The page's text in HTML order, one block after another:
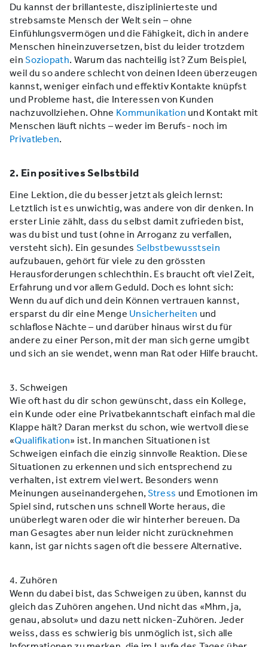
Du kannst der brillanteste, disziplinierteste und
strebsamste Mensch der Welt sein – ohne
Einfühlungsvermögen und die Fähigkeit, dich in andere
Menschen hineinzuversetzen, bist du leider trotzdem
einSoziopath. Warum das nachteilig ist? Zum Beispiel,
weil du so andere schlecht von deinen Ideen überzeugen
kannst, weniger einfach und effektiv Kontakte knüpfst
und Probleme hast, die Interessen von Kunden
nachzuvollziehen. Ohne Kommunikation und Kontakt mit
Menschen läuft nichts – weder im Berufs- noch im
Privatleben.
2. Ein positives Selbstbild
Eine Lektion, die du besser jetzt als gleich lernst:
Letztlich ist es unwichtig, was andere von dir denken. In
erster Linie zählt, dass du selbst damit zufrieden bist,
was du bist und tust (ohne in Arroganz zu verfallen,
versteht sich). Ein gesundes Selbstbewusstsein
aufzubauen, gehört für viele zu den grössten
Herausforderungen schlechthin. Es braucht oft viel Zeit,
Erfahrung und vor allem Geduld. Doch es lohnt sich:
Wenn du auf dich und dein Können vertrauen kannst,
ersparst du dir eine Menge Unsicherheiten und
schlaflose Nächte – und darüber hinaus wirst du für
andere zu einer Person, mit der man sich gerne umgibt
und sich an sie wendet, wenn man Rat oder Hilfe braucht.
3. Schweigen
Wie oft hast du dir schon gewünscht, dass ein Kollege,
ein Kunde oder eine Privatbekanntschaft einfach mal die
Klappe hält? Daran merkst du schon, wie wertvoll diese
«Qualifikation» ist. In manchen Situationen ist
Schweigen einfach die einzig sinnvolle Reaktion. Diese
Situationen zu erkennen und sich entsprechend zu
verhalten, ist extrem viel wert. Besonders wenn
Meinungen auseinandergehen,Stress und Emotionen im
Spiel sind, rutschen uns schnell Worte heraus, die
unüberlegt waren oder die wir hinterher bereuen. Da
man Gesagtes aber nun leider nicht zurücknehmen
kann, ist gar nichts sagen oft die bessere Alternative.
4. Zuhören
Wenn du dabei bist, das Schweigen zu üben, kannst du
gleich das Zuhören angehen. Und nicht das «Mhm, ja,
genau, absolut» und dazu nett nicken-Zuhören. Jeder
weiss, dass es schwierig bis unmöglich ist, sich alle